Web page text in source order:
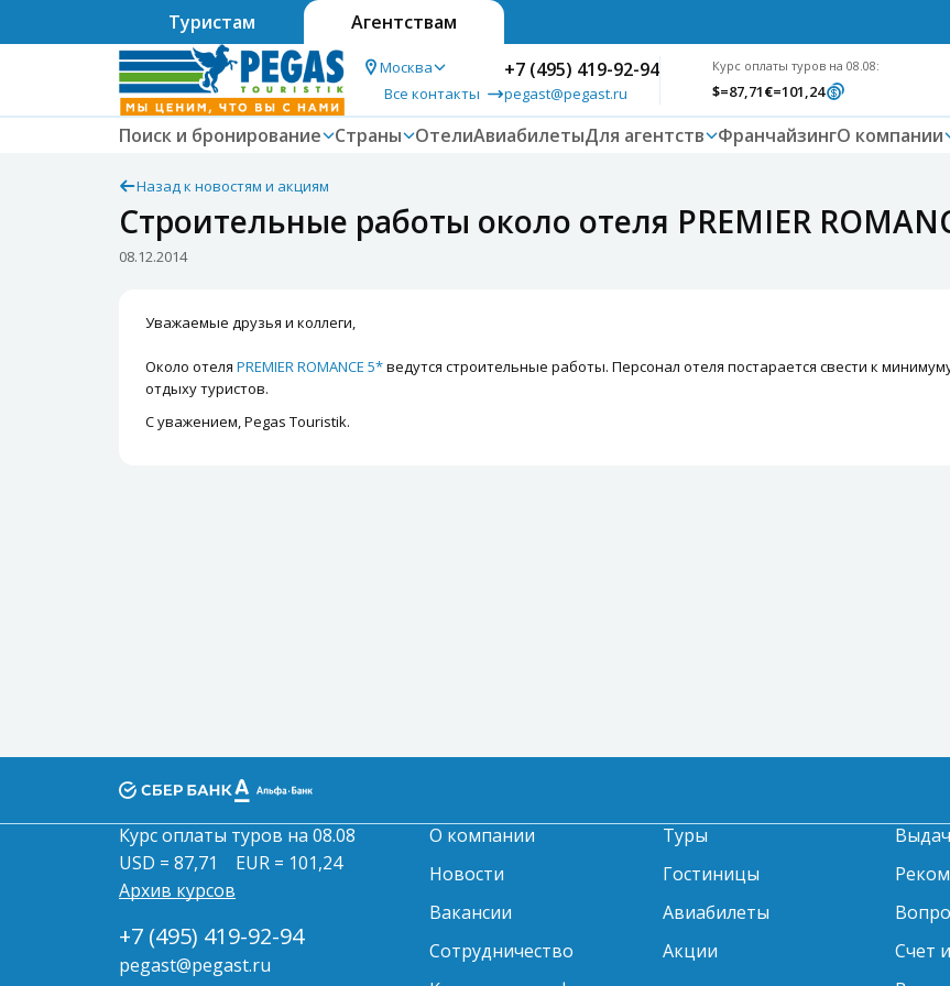
Туристам Агентствам
Москва
Все контакты
+7 (495) 419-92-94
pegast@pegast.ru
Курс оплаты туров на 08.08:
$=87,71€=101,24
Поиск и бронирование Страны ОтелиАвиабилетыДля агентств ФранчайзингО компании
Назад к новостям и акциям
Строительные работы около отеля PREMIER
08.12.2014
Уважаемые друзья и коллеги,
Около отеля PREMIER ROMANCE 5*ведутся строительные работы. Персонал отеля постарается свести к
отдыху туристов.
С уважением, Pegas Touristik.
Курс оплаты туров на 08.08
USD = 87,71
EUR = 101,24
Архив курсов
+7 (495) 419-92-94
pegast@pegast.ru
О компании
Новости
Вакансии
Сотрудничество
Туры
Гостиницы
Авиабилеты
Акции
Счет